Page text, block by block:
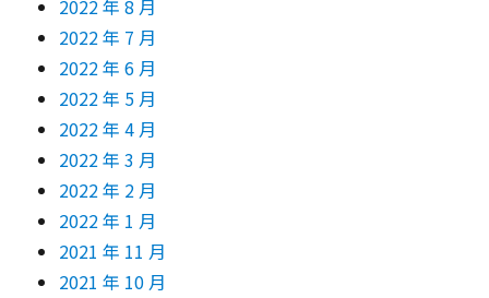
2022 年 8 月
2022 年 7 月
2022 年 6 月
2022 年 5 月
2022 年 4 月
2022 年 3 月
2022 年 2 月
2022 年 1 月
2021 年 11 月
2021 年 10 月